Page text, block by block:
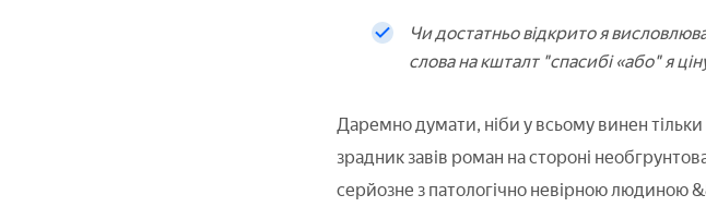
Чи достатньо відкрито я
слова на кшталт "спасибі «або" я
Даремно думати, ніби у всьому винен
зрадник завів роман на стороні
серйозне з патологічно невірною людиною